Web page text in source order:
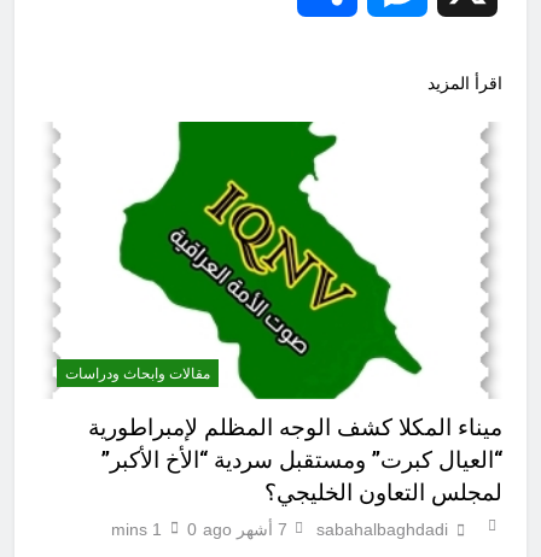
اقرأ المزيد
مقالات وابحاث ودراسات
ميناء المكلا كشف الوجه المظلم لإمبراطورية
“العيال كبرت” ومستقبل سردية “الأخ الأكبر”
لمجلس التعاون الخليجي؟
sabahalbaghdadi 7 أشهر ago 0
1 mins